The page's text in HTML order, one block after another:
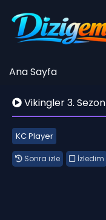
Ana Sayfa
Vikingler 3.
KC Player
Sonra izle İzledim